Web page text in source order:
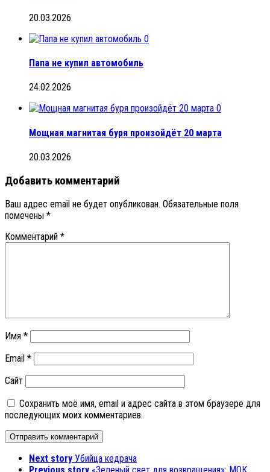
20.03.2026
0
Папа не купил автомобиль
24.02.2026
0
Мощная магнитая буря произойдёт 20 марта
20.03.2026
Добавить комментарий
Ваш адрес email не будет опубликован. Обязательные поля
помечены *
Комментарий *
Имя *
Email *
Сайт
Сохранить моё имя, email и адрес сайта в этом браузере для
последующих моих комментариев.
Next story Убийца кедрача